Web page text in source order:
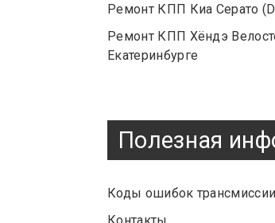
Ремонт КПП Киа Серато
Ремонт КПП Хёндэ
Екатеринбурге
Полезная
Коды ошибок